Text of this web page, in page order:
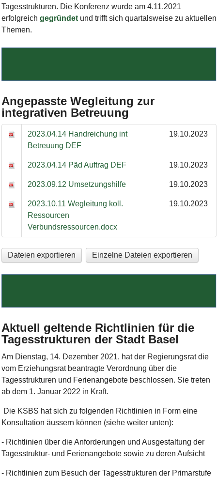
Tagesstrukturen. Die Konferenz wurde am 4.11.2021
erfolgreich gegründetund trifft sich quartalsweise zu aktuellen
Themen.
Angepasste Wegleitung zur
integrativen Betreuung
Angepasste Wegleitung zur integrativen Betreuung
2023.04.14 Handreichung int
Betreuung DEF
19.10.2023
2023.04.14 Päd Auftrag DEF 19.10.2023
2023.09.12 Umsetzungshilfe 19.10.2023
2023.10.11 Wegleitung koll.
Ressourcen
Verbundsressourcen.docx
19.10.2023
Dateien exportieren Einzelne Dateien exportieren
Aktuell geltende Richtlinien für die
Tagesstrukturen der Stadt Basel
Am Dienstag, 14. Dezember 2021, hat der Regierungsrat die
vom Erziehungsrat beantragte Verordnung über die
Tagesstrukturen und Ferienangebote beschlossen. Sie treten
ab dem 1. Januar 2022 in Kraft.
Die KSBS hat sich zu folgenden Richtlinien in Form eine
Konsultation äussern können (siehe weiter unten):
- Richtlinien über die Anforderungen und Ausgestaltung der
Tagesstruktur- und Ferienangebote sowie zu deren Aufsicht
- Richtlinien zum Besuch der Tagesstrukturen der Primarstufe